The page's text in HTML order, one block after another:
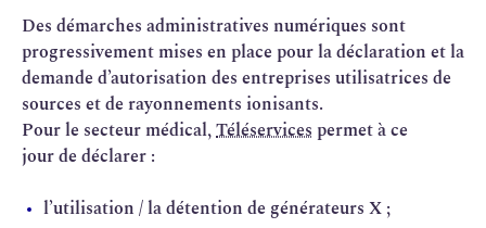
Des démarches administratives numériques sont
progressivement mises en place pour la déclaration et la
demande d’autorisation des entreprises utilisatrices de
sources et de rayonnements ionisants.
Pour le secteur médical,Téléservices permet à ce
jour de déclarer :
l’utilisation / la détention de générateurs X ;